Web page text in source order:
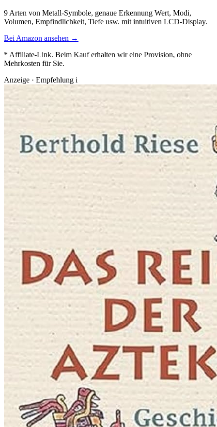
9 Arten von Metall-Symbole, genaue Erkennung Wert, Modi,
Volumen, Empfindlichkeit, Tiefe usw. mit intuitiven LCD-Display.
Bei Amazon ansehen →
* Affiliate-Link. Beim Kauf erhalten wir eine Provision, ohne
Mehrkosten für Sie.
Anzeige · Empfehlung i